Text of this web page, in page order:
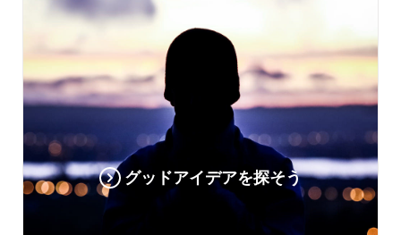
グッドアイデアを探そう